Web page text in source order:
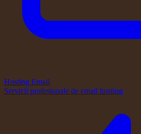
Hosting Email
Servicii profesionale de email hosting